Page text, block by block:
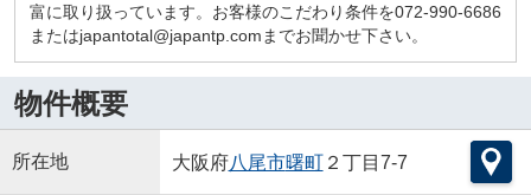
富に取り扱っています。お客様のこだわり条件を072-990-6686
またはjapantotal@japantp.comまでお聞かせ下さい。
物件概要
所在地 大阪府八尾市曙町２丁目7-7